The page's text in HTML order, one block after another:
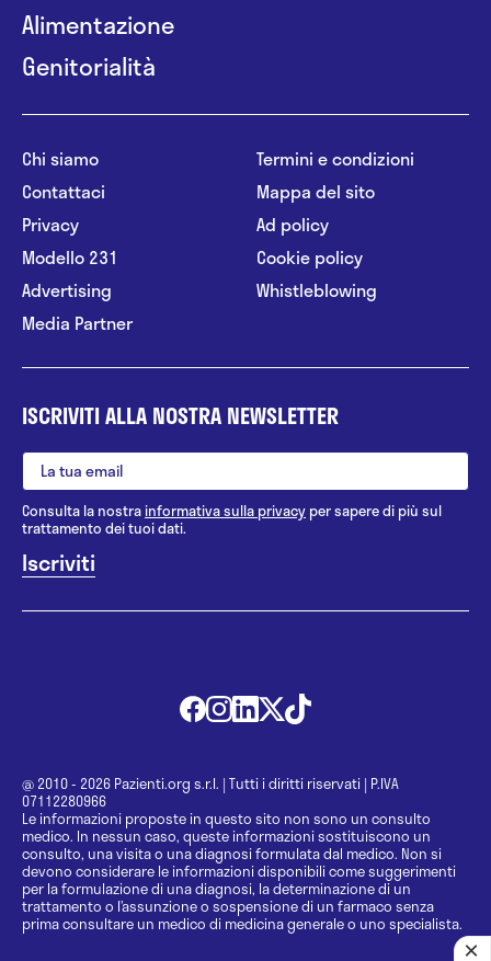
Alimentazione
Genitorialità
Chi siamo
Contattaci
Privacy
Modello 231
Advertising
Media Partner
Termini e condizioni
Mappa del sito
Ad policy
Cookie policy
Whistleblowing
ISCRIVITI ALLA NOSTRA NEWSLETTER
Consulta la nostrainformativa sulla privacy per sapere di più sul
trattamento dei tuoi dati.
@ 2010 - 2026 Pazienti.org s.r.l. | Tutti i diritti riservati | P.IVA
07112280966
Le informazioni proposte in questo sito non sono un consulto
medico. In nessun caso, queste informazioni sostituiscono un
consulto, una visita o una diagnosi formulata dal medico. Non si
devono considerare le informazioni disponibili come suggerimenti
per la formulazione di una diagnosi, la determinazione di un
trattamento o l’assunzione o sospensione di un farmaco senza
prima consultare un medico di medicina generale o uno specialista.